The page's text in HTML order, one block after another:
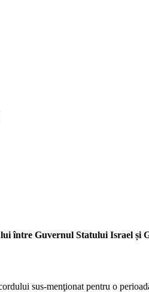
între Guvernul Statului Israel
sus-menţionat pentru o